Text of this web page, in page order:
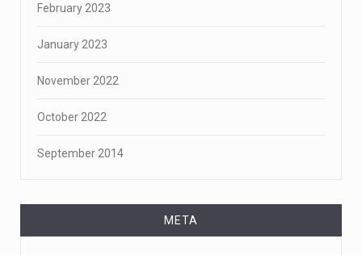
February 2023
January 2023
November 2022
October 2022
September 2014
META